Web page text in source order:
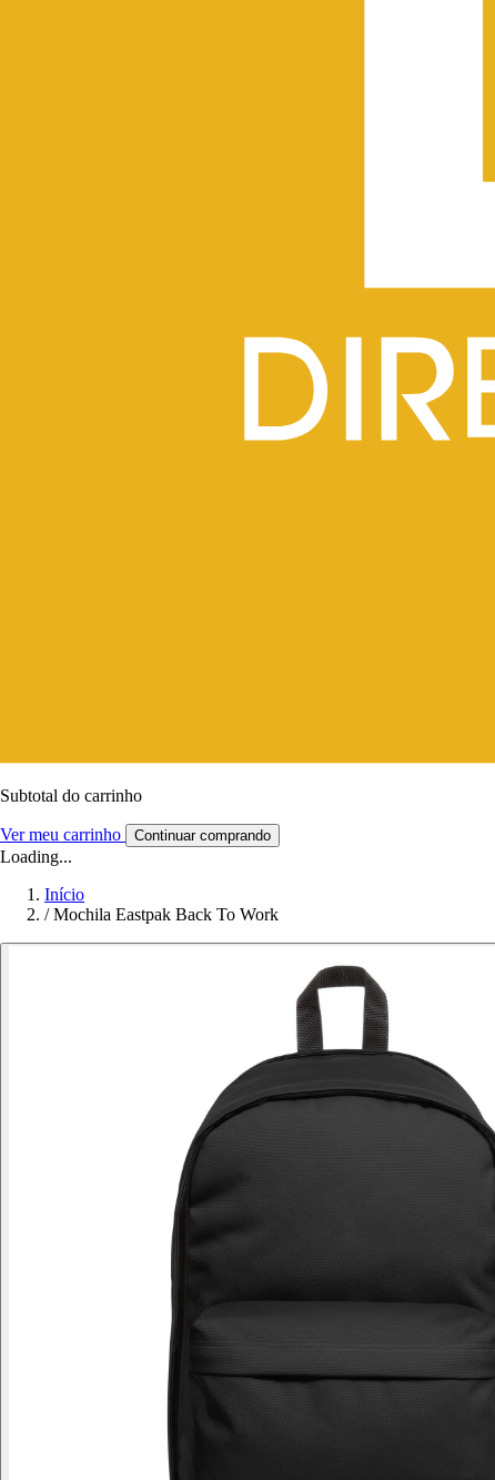
Subtotal do carrinho
Ver meu carrinho Continuar comprando
Loading...
Início
/ Mochila Eastpak Back To Work